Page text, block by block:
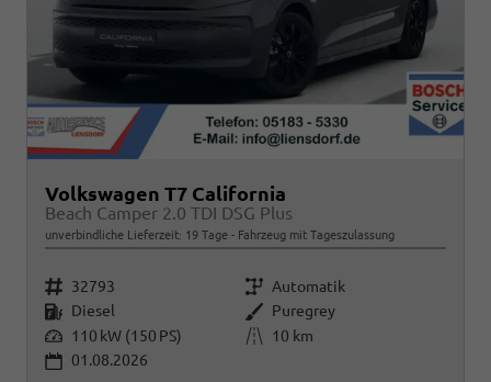
Volkswagen T7 California
Beach Camper 2.0 TDI DSG Plus
unverbindliche Lieferzeit: 19 Tage Fahrzeug mit Tageszulassung
Fahrzeugnr. 32793 Getriebe Automatik
Kraftstoff Diesel Außenfarbe Puregrey
Leistung 110 kW (150 PS) Kilometerstand
10 km
01.08.2026